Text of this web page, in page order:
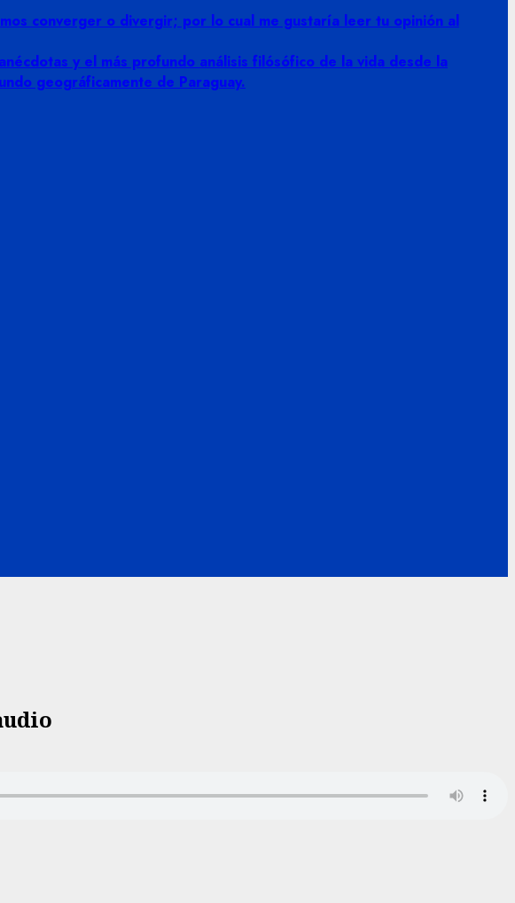
converger o divergir; por lo cual me gustaría leer tu opinión al
y el más profundo análisis filósófico de la vida desde la
geográficamente de Paraguay.